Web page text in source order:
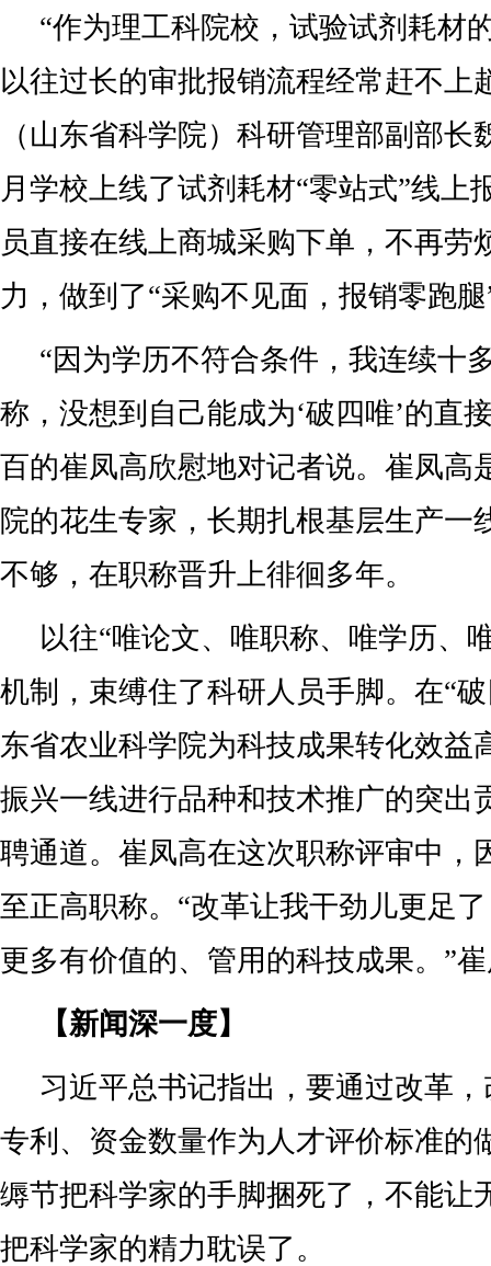
“作为理工科院校，试验试剂耗材
以往过长的审批报销流程经常赶不上
（山东省科学院）科研管理部副部长
月学校上线了试剂耗材“零站式”线上
员直接在线上商城采购下单，不再劳
力，做到了“采购不见面，报销零跑腿
“因为学历不符合条件，我连续十
称，没想到自己能成为‘破四唯’的直
百的崔凤高欣慰地对记者说。崔凤高
院的花生专家，长期扎根基层生产一
不够，在职称晋升上徘徊多年。
以往“唯论文、唯职称、唯学历、
机制，束缚住了科研人员手脚。在“
东省农业科学院为科技成果转化效益
振兴一线进行品种和技术推广的突出
聘通道。崔凤高在这次职称评审中，
至正高职称。“改革让我干劲儿更足
更多有价值的、管用的科技成果。”
【新闻深一度】
习近平总书记指出，要通过改革
专利、资金数量作为人才评价标准的
缛节把科学家的手脚捆死了，不能让
把科学家的精力耽误了。